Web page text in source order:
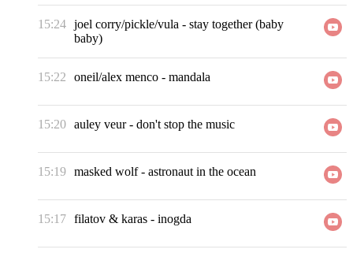
15:24 joel corry/pickle/vula - stay together (baby
baby)
15:22 oneil/alex menco - mandala
15:20 auley veur- don't stop the music
15:19 masked wolf- astronaut in the ocean
15:17 filatov & karas - inogda